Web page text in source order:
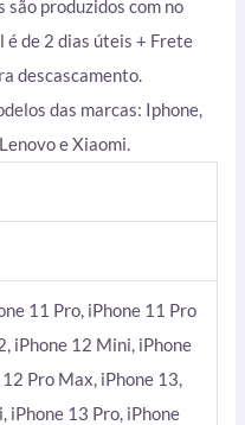
são produzidos com no
de 2 dias úteis + Frete
descascamento.
das marcas: Iphone,
e Xiaomi.
11 Pro, iPhone 11 Pro
iPhone 12 Mini, iPhone
Pro Max, iPhone 13,
iPhone 13 Pro, iPhone